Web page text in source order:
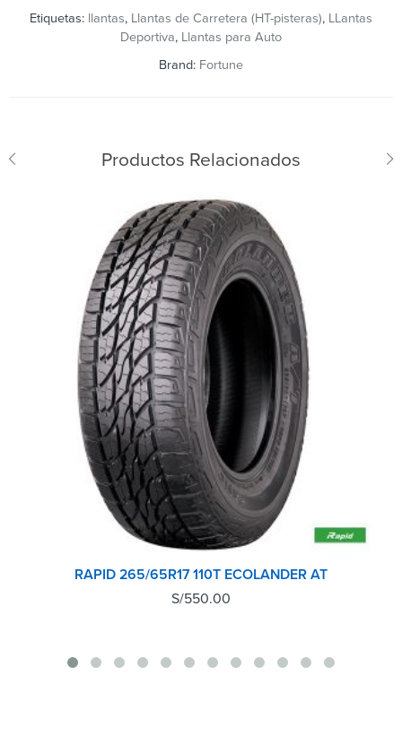
Etiquetas: llantas, Llantas de Carretera (HT-pisteras), LLantas
Deportiva, Llantas para Auto
Brand: Fortune
Productos Relacionados
RAPID 265/65R17 110T ECOLANDER AT
S/550.00